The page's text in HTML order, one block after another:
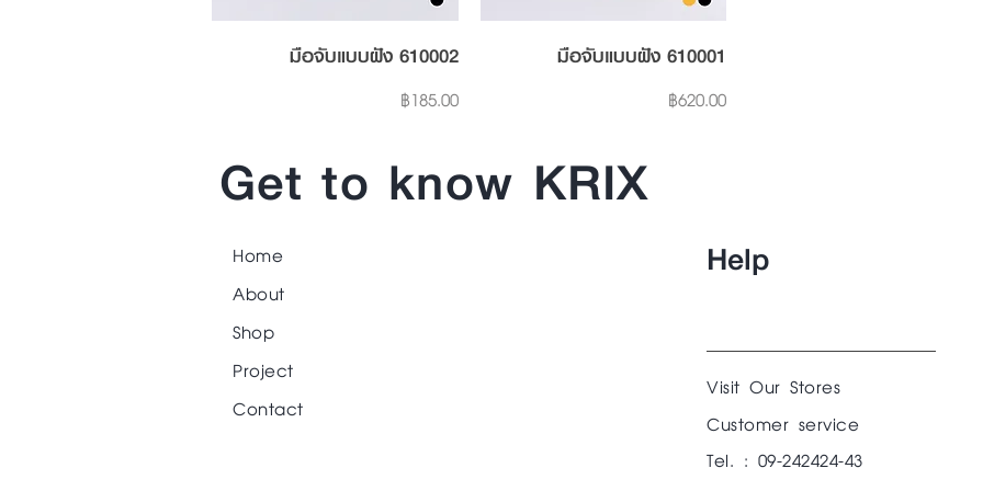
Quick View
มือจับแบบฝัง 610002
Price
฿185.00
Quick View
มือจับแบบฝัง 610001
Price
฿620.00
Get to know KRIX
Home
About
Shop
Project
Contact
Help
Visit Our Stores
Customer service
Tel. : 09-242424-43